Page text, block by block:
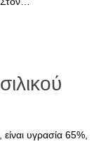
υγρασία 65%,